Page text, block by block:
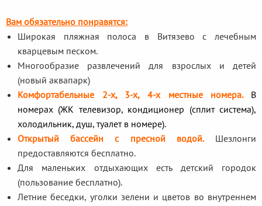
Вам обязательно понравятся:
Широкая пляжная полоса в Витязево с лечебным
кварцевым песком.
Многообразие развлечений для взрослых и детей
(новый аквапарк)
Комфортабельные 2-х, 3-х, 4-х местные номера. В
номерах (ЖК телевизор, кондиционер (сплит система),
холодильник, душ, туалет в номере).
Открытый бассейн с пресной водой.Шезлонги
предоставляются бесплатно.
Для маленьких отдыхающих есть детский городок
(пользование бесплатно).
Летние беседки, уголки зелени и цветов во внутреннем